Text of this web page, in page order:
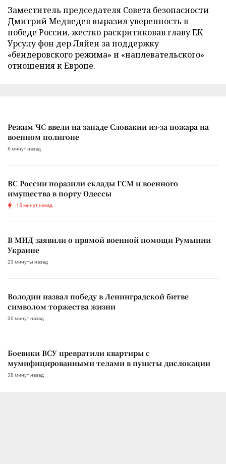
Заместитель председателя Совета безопасности
Дмитрий Медведев выразил уверенность в
победе России, жестко раскритиковав главу ЕК
Урсулу фон дер Ляйен за поддержку
«бендеровского режима» и «наплевательского»
отношения к Европе.
Режим ЧС ввели на западе Словакии из-за пожара на
военном полигоне
6 минут назад
ВС России поразили склады ГСМ и военного
имущества в порту Одессы
15 минут назад
В МИД заявили о прямой военной помощи Румынии
Украине
23 минуты назад
Володин назвал победу в Ленинградской битве
символом торжества жизни
30 минут назад
Боевики ВСУ превратили квартиры с
мумифицированными телами в пункты дислокации
38 минут назад